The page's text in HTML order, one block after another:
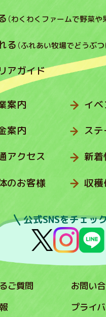
（わくわくファームで野菜や
る （ふれあい牧場でどうぶつ
アガイド
案内
案内
アクセス
のお客様
イ
ス
新
収穫
公式SNSをチェッ
ご質問
お問い
プライ